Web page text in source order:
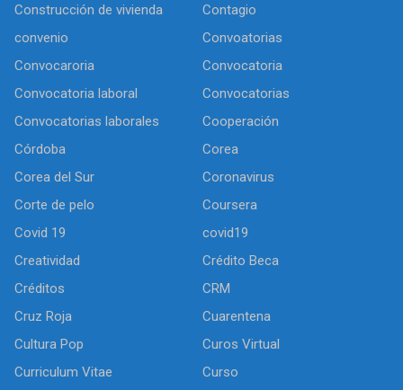
Construcción de vivienda
Contagio
convenio
Convoatorias
Convocaroria
Convocatoria
Convocatoria laboral
Convocatorias
Convocatorias laborales
Cooperación
Córdoba
Corea
Corea del Sur
Coronavirus
Corte de pelo
Coursera
Covid 19
covid19
Creatividad
Crédito Beca
Créditos
CRM
Cruz Roja
Cuarentena
Cultura Pop
Curos Virtual
Curriculum Vitae
Curso